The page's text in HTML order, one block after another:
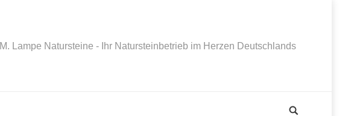
M. Lampe Natursteine - Ihr Natursteinbetrieb im Herzen Deutschlands